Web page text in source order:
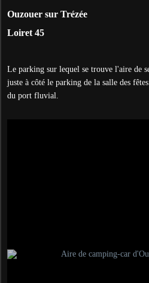
Ouzouer sur Trézée
Loiret 45
Le parking sur lequel se trouve l'aire de
juste à côté le parking de la salle des
du port fluvial.